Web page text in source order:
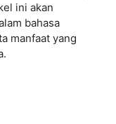
ini akan
bahasa
manfaat yang